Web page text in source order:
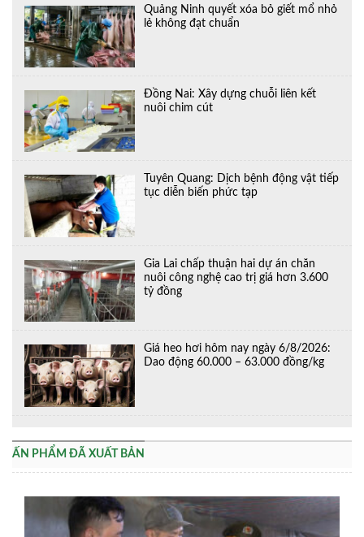
Quảng Ninh quyết xóa bỏ giết mổ nhỏ
lẻ không đạt chuẩn
Đồng Nai: Xây dựng chuỗi liên kết
nuôi chim cút
Tuyên Quang: Dịch bệnh động vật tiếp
tục diễn biến phức tạp
Gia Lai chấp thuận hai dự án chăn
nuôi công nghệ cao trị giá hơn 3.600
tỷ đồng
Giá heo hơi hôm nay ngày 6/8/2026:
Dao động 60.000 – 63.000 đồng/kg
ẤN PHẨM ĐÃ XUẤT BẢN